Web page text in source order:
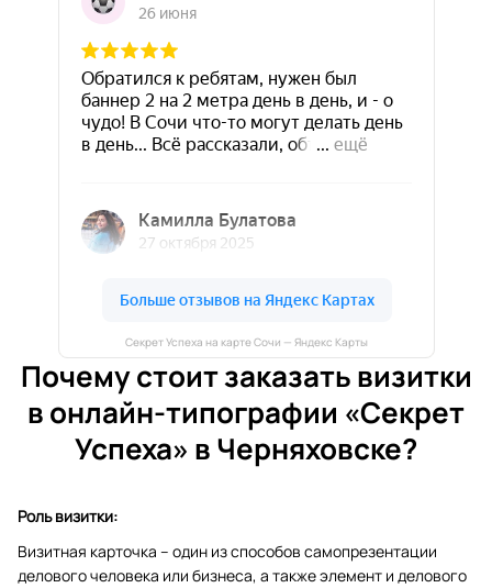
Секрет Успеха на карте Сочи — Яндекс Карты
Почему стоит заказать визитки
в онлайн-типографии «Секрет
Успеха» в Черняховске?
Роль визитки:
Визитная карточка – один из способов самопрезентации
делового человека или бизнеса, а также элемент и делового